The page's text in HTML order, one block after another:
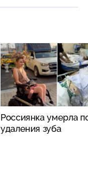
Россиянка умерла
удаления зуба